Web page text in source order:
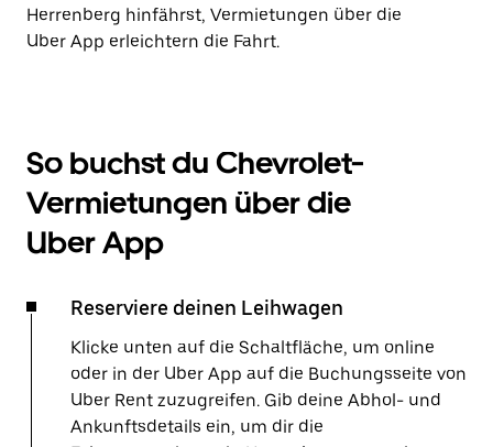
Herrenberg hinfährst, Vermietungen über die
Uber App erleichtern die Fahrt.
So buchst du Chevrolet-
Vermietungen über die
Uber App
Reserviere deinen Leihwagen
Klicke unten auf die Schaltfläche, um online
oder in der Uber App auf die Buchungsseite von
Uber Rent zuzugreifen. Gib deine Abhol- und
Ankunftsdetails ein, um dir die